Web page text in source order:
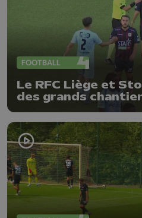
FOOTBALL
Le RFC Liège et
des grands